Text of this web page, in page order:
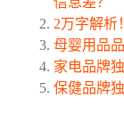
2万字解析
母婴用品
家电品牌
保健品牌